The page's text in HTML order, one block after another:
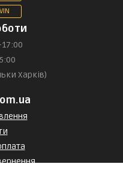
Харків)